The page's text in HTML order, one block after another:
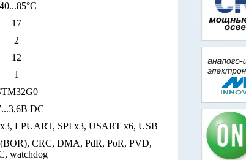
17
2
12
1
DC
LPUART, SPI x3, USART x6, USB
CRC, DMA, PdR, PoR, PVD,
watchdog